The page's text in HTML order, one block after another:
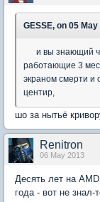
GESSE, on 05
и вы знающий
работающие 3
экраном смерти и
центир,
шо за нытьё
Renitron
06 May 2013
Десять лет на
года - вот не